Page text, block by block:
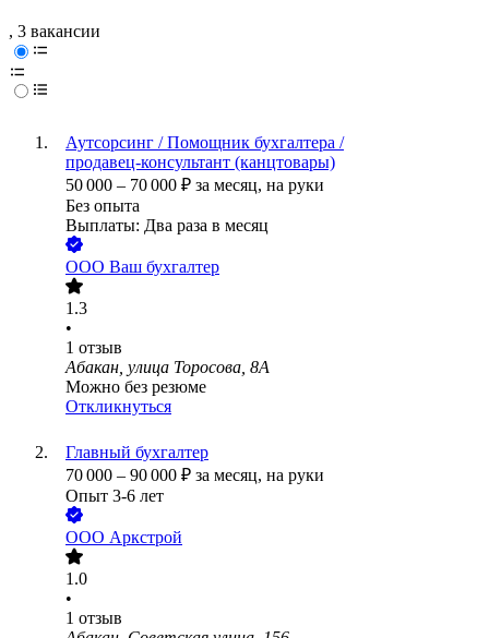
, 3 вакансии
Аутсорсинг / Помощник бухгалтера /
продавец‑консультант (канцтовары)
50 000 – 70 000 ₽ за месяц, на руки
Без опыта
Выплаты: Два раза в месяц
ООО Ваш бухгалтер
1.3
•
1 отзыв
Абакан, улица Торосова, 8А
Можно без резюме
Откликнуться
Главный бухгалтер
70 000 – 90 000 ₽ за месяц, на руки
Опыт 3-6 лет
ООО Аркстрой
1.0
•
1 отзыв